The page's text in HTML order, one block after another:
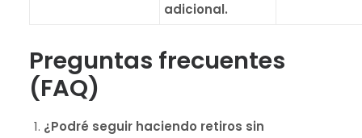
adicional.
Preguntas frecuentes
(FAQ)
¿Podré seguir haciendo retiros sin